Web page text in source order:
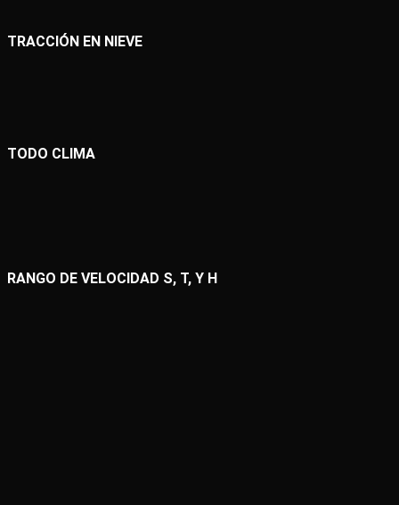
TRACCIÓN EN NIEVE
TODO CLIMA
RANGO DE VELOCIDAD S, T, Y H